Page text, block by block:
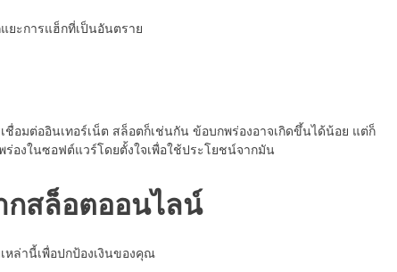
ยะการแฮ็กที่เป็นอันตราย
มต่ออินเทอร์เน็ต สล็อตก็เช่นกัน ข้อบกพร่องอาจเกิดขึ้นได้น้อย แต่ก็
องในซอฟต์แวร์โดยตั้งใจเพื่อใช้ประโยชน์จากมัน
กสล็อตออนไลน์
ล่านี้เพื่อปกป้องเงินของคุณ